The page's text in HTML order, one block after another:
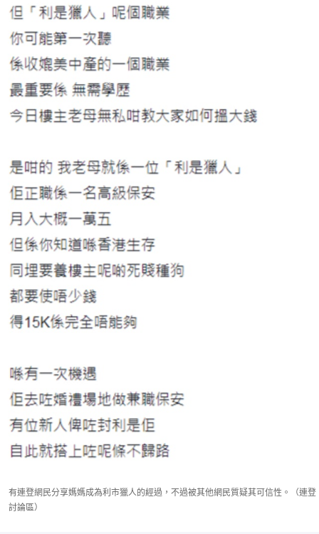
有連登網民分享媽媽成為利市獵人的經過，不過被其他網民質疑其可信性。（連登
討論區）